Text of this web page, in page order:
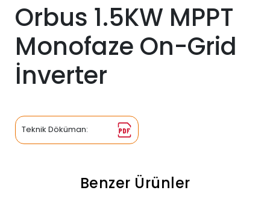
Orbus 1.5KW MPPT
Monofaze On-Grid
İnverter
Teknik Döküman:
Benzer Ürünler